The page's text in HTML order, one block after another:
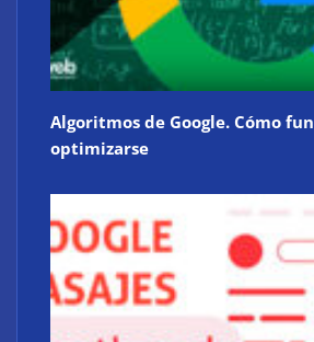
Algoritmos de Google. Cómo
optimizarse